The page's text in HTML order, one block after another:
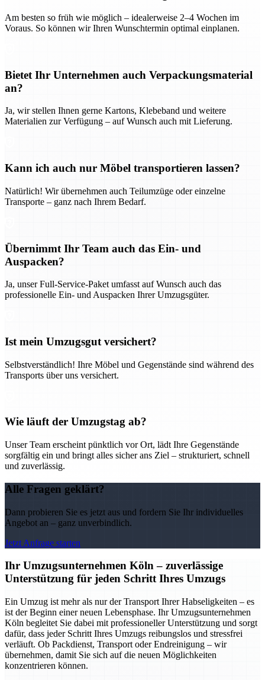
Am besten so früh wie möglich – idealerweise 2–4 Wochen im
Voraus. So können wir Ihren Wunschtermin optimal einplanen.
Bietet Ihr Unternehmen auch Verpackungsmaterial
an?
Ja, wir stellen Ihnen gerne Kartons, Klebeband und weitere
Materialien zur Verfügung – auf Wunsch auch mit Lieferung.
Kann ich auch nur Möbel transportieren lassen?
Natürlich! Wir übernehmen auch Teilumzüge oder einzelne
Transporte – ganz nach Ihrem Bedarf.
Übernimmt Ihr Team auch das Ein- und
Auspacken?
Ja, unser Full-Service-Paket umfasst auf Wunsch auch das
professionelle Ein- und Auspacken Ihrer Umzugsgüter.
Ist mein Umzugsgut versichert?
Selbstverständlich! Ihre Möbel und Gegenstände sind während des
Transports über uns versichert.
Wie läuft der Umzugstag ab?
Unser Team erscheint pünktlich vor Ort, lädt Ihre Gegenstände
sorgfältig ein und bringt alles sicher ans Ziel – strukturiert, schnell
und zuverlässig.
Alle Fragen geklärt?
Dann probieren Sie es jetzt aus und fordern Sie Ihr individuelles
Angebot an – ganz unverbindlich.
Jetzt Anfrage starten
Ihr Umzugsunternehmen Köln – zuverlässige
Unterstützung für jeden Schritt Ihres Umzugs
Ein Umzug ist mehr als nur der Transport Ihrer Habseligkeiten – es
ist der Beginn einer neuen Lebensphase. Ihr Umzugsunternehmen
Köln begleitet Sie dabei mit professioneller Unterstützung und sorgt
dafür, dass jeder Schritt Ihres Umzugs reibungslos und stressfrei
verläuft. Ob Packdienst, Transport oder Endreinigung – wir
übernehmen, damit Sie sich auf die neuen Möglichkeiten
konzentrieren können.